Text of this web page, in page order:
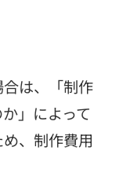
は、「制作
」によって
、制作費用